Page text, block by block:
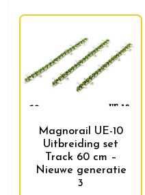
Magnorail UE-10
Uitbreiding set
Track 60 cm –
Nieuwe generatie
3